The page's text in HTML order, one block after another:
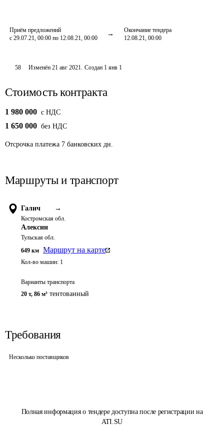
Приём предложений
с 29.07.21, 00:00 по 12.08.21, 00:00
Окончание тендера
12.08.21, 00:00
Полная информация о тендере доступна после регистрации на
ATI.SU
58 Изменён21 авг 2021. Создан 1 янв 1
Стоимость контракта
1 980 000 c НДС
1 650 000 без НДС
Отсрочка платежа 7 банковских дн.
Маршруты и транспорт
Галич →
Костромская обл.
Алексин
Тульская обл.
649 км Маршрут на карте
Кол-во машин: 1
Варианты транспорта
20 т, 86 м³ тентованный
Требования
Несколько поставщиков